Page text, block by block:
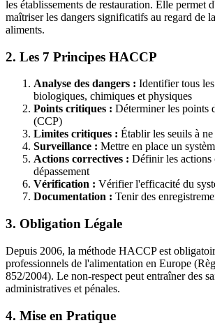
les établissements de restauration. Elle permet
maîtriser les dangers significatifs au regard de
aliments.
2. Les 7 Principes HACCP
Analyse des dangers : Identifier tous
biologiques, chimiques et physiques
Points critiques : Déterminer les points
(CCP)
Limites critiques : Établir les seuils à ne
Surveillance : Mettre en place un
Actions correctives : Définir les actions
dépassement
Vérification : Vérifier l'efficacité du
Documentation : Tenir des
3. Obligation Légale
Depuis 2006, la méthode HACCP est
professionnels de l'alimentation en Europe
852/2004). Le non-respect peut entraîner des
administratives et pénales.
4. Mise en Pratique